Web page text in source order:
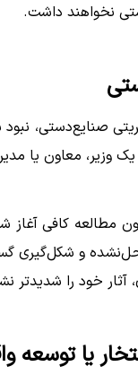
نخواهند داشت.
صنایع‌دستی،
وزیر، معاون یا
کافی آغاز
و شکل‌گیری
آثار خود را شدیدتر
یا توسعه